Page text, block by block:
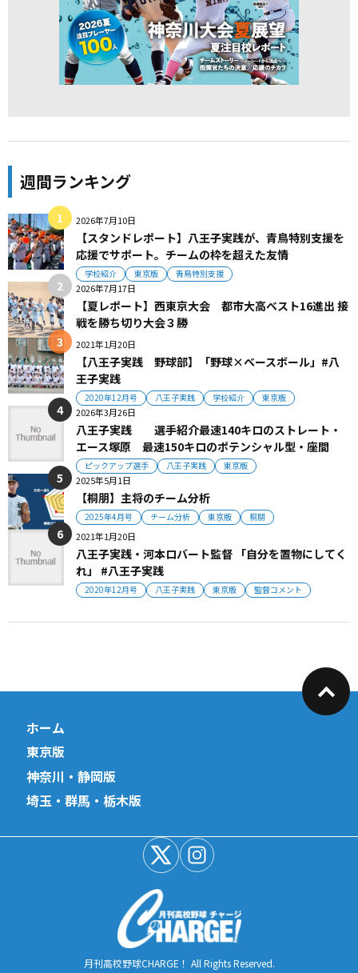
週間ランキング
2026年7月10日
【スタンドレポート】八王子実践が、青鳥特別支援を
応援でサポート。チームの枠を超えた友情
学校紹介 東京版 青鳥特別支援
2026年7月17日
【夏レポート】西東京大会 都市大高ベスト16進出 接
戦を勝ち切り大会３勝
2021年1月20日
【八王子実践 野球部】「野球×ベースボール」#八
王子実践
2020年12月号 八王子実践 学校紹介 東京版
2026年3月26日
八王子実践 選手紹介最速140キロのストレート・
エース塚原 最速150キロのポテンシャル型・座間
ピックアップ選手 八王子実践 東京版
2025年5月1日
【桐朋】主将のチーム分析
2025年4月号 チーム分析 東京版 桐朋
2021年1月20日
八王子実践・河本ロバート監督 「自分を置物にしてく
れ」 #八王子実践
2020年12月号 八王子実践 東京版 監督コメント
ホーム
東京版
神奈川・静岡版
埼玉・群馬・栃木版
月刊高校野球CHARGE！ All Rights Reserved.